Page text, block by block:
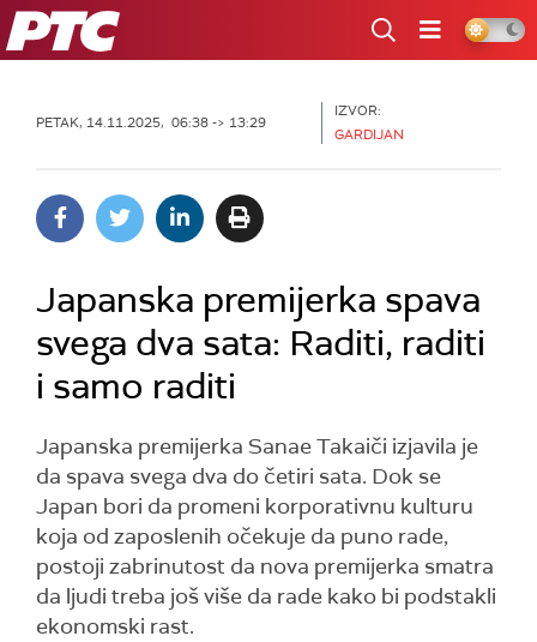
RTS
PETAK, 14.11.2025, 06:38 -> 13:29
IZVOR:
GARDIJAN
Japanska premijerka spava
svega dva sata: Raditi, raditi
i samo raditi
Japanska premijerka Sanae Takaiči izjavila je
da spava svega dva do četiri sata. Dok se
Japan bori da promeni korporativnu kulturu
koja od zaposlenih očekuje da puno rade,
postoji zabrinutost da nova premijerka smatra
da ljudi treba još više da rade kako bi podstakli
ekonomski rast.